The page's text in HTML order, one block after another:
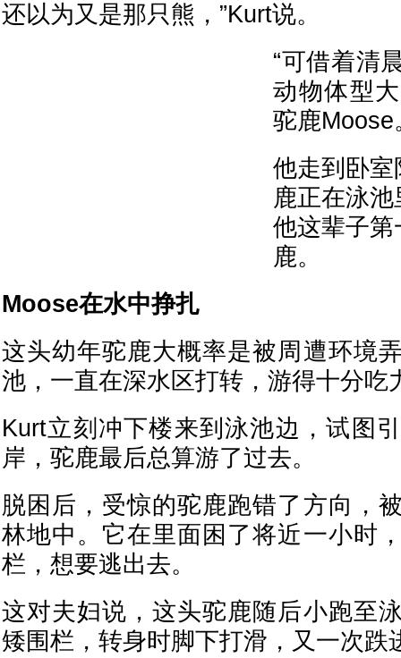
还以为又是那只熊，”Kurt说。
“可借着清
动物体型
驼鹿Moose
他走到卧
鹿正在泳
他这辈子
鹿。
Moose在水中挣扎
这头幼年驼鹿大概率是被周遭环境
池，一直在深水区打转，游得十分吃
Kurt立刻冲下楼来到泳池边，试图
岸，驼鹿最后总算游了过去。
脱困后，受惊的驼鹿跑错了方向，
林地中。它在里面困了将近一小时
栏，想要逃出去。
这对夫妇说，这头驼鹿随后小跑至
矮围栏，转身时脚下打滑，又一次跌